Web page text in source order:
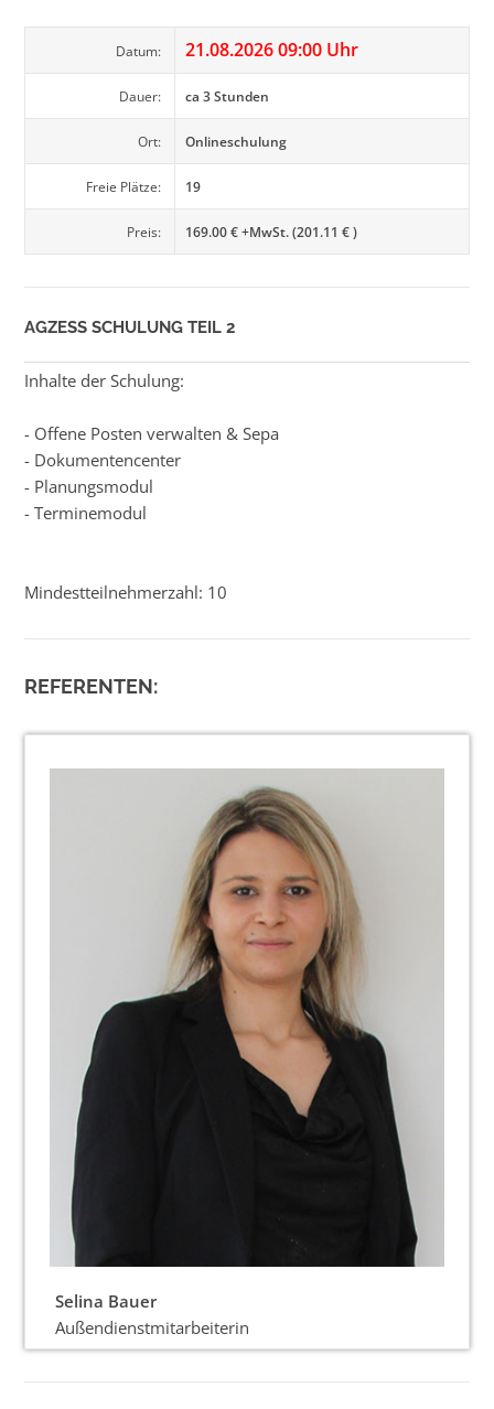
Datum: 21.08.2026 09:00 Uhr
Dauer: ca 3 Stunden
Ort: Onlineschulung
Freie Plätze: 19
Preis: 169.00 € +MwSt. (201.11 € )
AGZESS SCHULUNG TEIL 2
Inhalte der Schulung:
- Offene Posten verwalten & Sepa
- Dokumentencenter
- Planungsmodul
- Terminemodul
Mindestteilnehmerzahl: 10
REFERENTEN:
Selina Bauer
Außendienstmitarbeiterin